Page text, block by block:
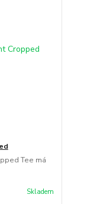
Tee má
Skladem